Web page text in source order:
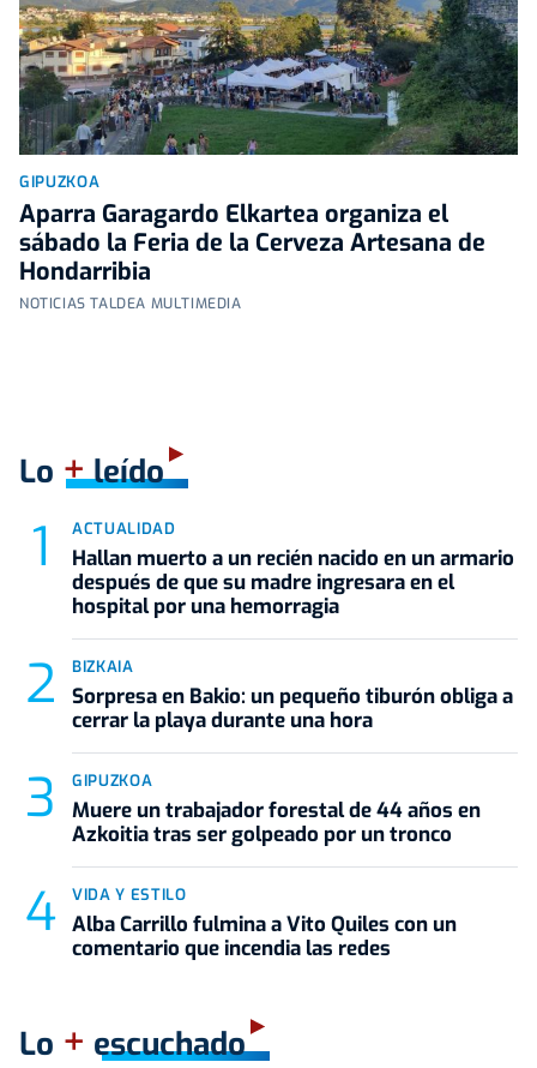
GIPUZKOA
Aparra Garagardo Elkartea organiza el
sábado la Feria de la Cerveza Artesana de
Hondarribia
NOTICIAS TALDEA MULTIMEDIA
Lo +leído
ACTUALIDAD
Hallan muerto a un recién nacido en un armario
después de que su madre ingresara en el
hospital por una hemorragia
BIZKAIA
Sorpresa en Bakio: un pequeño tiburón obliga a
cerrar la playa durante una hora
GIPUZKOA
Muere un trabajador forestal de 44 años en
Azkoitia tras ser golpeado por un tronco
VIDA Y ESTILO
Alba Carrillo fulmina a Vito Quiles con un
comentario que incendia las redes
Lo + escuchado